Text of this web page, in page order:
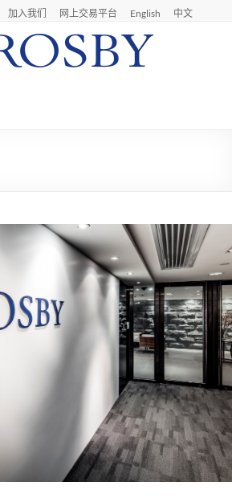
加入我们 网上交易平台 English 中文